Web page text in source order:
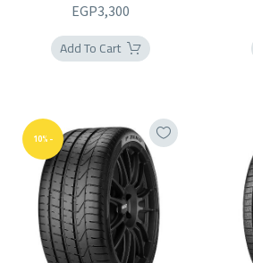
EGP3,300
Add To Cart
-10%